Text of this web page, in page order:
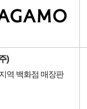
)
역 백화점 매장판